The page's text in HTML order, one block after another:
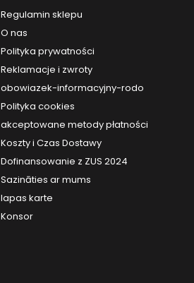
Regulamin sklepu
O nas
Polityka prywatności
Reklamacje i zwroty
obowiazek-informacyjny-rodo
Polityka cookies
akceptowane metody płatności
Koszty i Czas Dostawy
Dofinansowanie z ZUS 2024
Sazināties ar mums
lapas karte
Konsor